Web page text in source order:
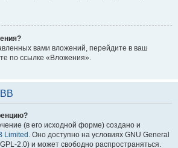
вами вложений, перейдите в ваш
по ссылке «Вложения».
(в его исходной форме) создано и
Limited . Оно доступно на условиях GNU General
2.0) и может свободно распространяться.